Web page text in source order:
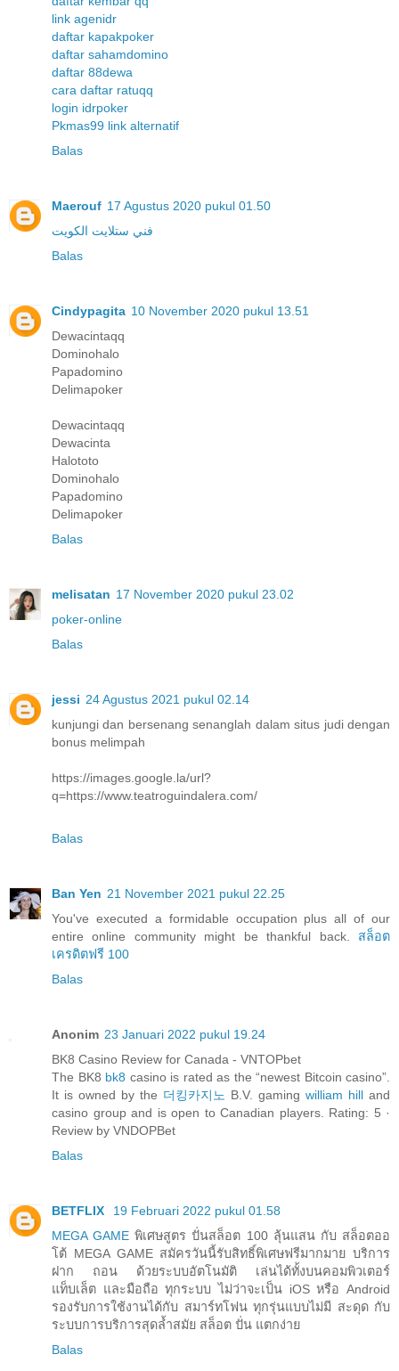
link agenidr
daftar kapakpoker
daftar sahamdomino
daftar 88dewa
cara daftar ratuqq
login idrpoker
Pkmas99 link alternatif
Balas
Maerouf 17 Agustus 2020 pukul 01.50
فني ستلايت الكويت
Balas
Cindypagita 10 November 2020 pukul 13.51
Dewacintaqq
Dominohalo
Papadomino
Delimapoker
Dewacintaqq
Dewacinta
Halototo
Dominohalo
Papadomino
Delimapoker
Balas
melisatan 17 November 2020 pukul 23.02
poker-online
Balas
jessi 24 Agustus 2021 pukul 02.14
kunjungi dan bersenang senanglah dalam situs judi dengan
bonus melimpah
https://images.google.la/url?
q=https://www.teatroguindalera.com/
Balas
Ban Yen 21 November 2021 pukul 22.25
You've executed a formidable occupation plus all of our
entire online community might be thankful back. สล็อต
เครดิตฟรี 100
Balas
Anonim 23 Januari 2022 pukul 19.24
BK8 Casino Review for Canada - VNTOPbet
The BK8 bk8 casino is rated as the “newest Bitcoin casino”.
It is owned by the 더킹카지노 B.V. gaming william hill and
casino group and is open to Canadian players. Rating: 5 ·
‎Review by VNDOPBet
Balas
BETFLIX
19 Februari 2022 pukul 01.58
MEGA GAMEพิเศษสูตร ปั่นสล็อต 100 ลุ้นแสน กับ สล็อตออ
โต้ MEGA GAME สมัครวันนี้รับสิทธิ์พิเศษฟรีมากมาย บริการ
ฝาก ถอน ด้วยระบบอัตโนมัติ เล่นได้ทั้งบนคอมพิวเตอร์
แท็บเล็ต และมือถือ ทุกระบบ ไม่ว่าจะเป็น iOS หรือ Android
รองรับการใช้งานได้กับ สมาร์ทโฟน ทุกรุ่นแบบไม่มี สะดุด กับ
ระบบการบริการสุดล้ำสมัย สล็อต ปั่น แตกง่าย
Balas